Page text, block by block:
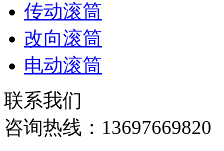
传动滚筒
改向滚筒
电动滚筒
联系我们
咨询热线： 13697669820